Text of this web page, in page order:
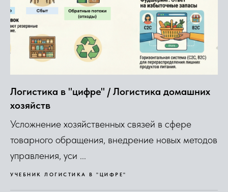
Логистика в "цифре" / Логистика домашних
хозяйств
Усложнение хозяйственных связей в сфере
товарного обращения, внедрение новых методов
управления, уси ...
УЧЕБНИК ЛОГИСТИКА В "ЦИФРЕ"